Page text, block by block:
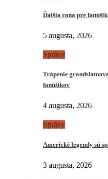
Ďalšia rana pre
5 augusta, 2026
Správy
Trápenie
fanúšikov
4 augusta, 2026
Správy
Americké legendy sú
3 augusta, 2026